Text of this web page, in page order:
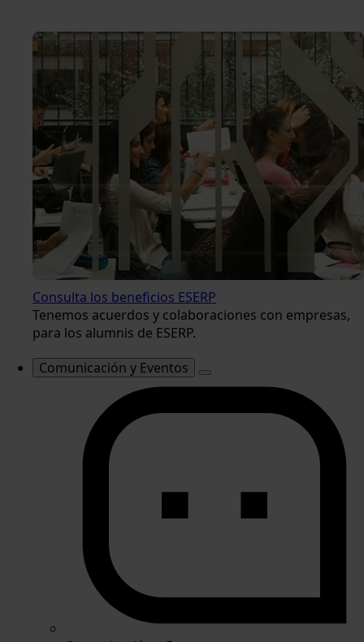
Consulta los beneficios ESERP
Tenemos acuerdos y colaboraciones con empresas,
para los alumnis de ESERP.
Comunicación y Eventos